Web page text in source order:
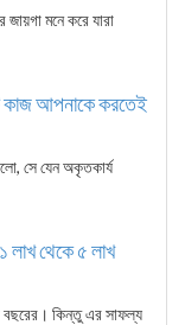
মনে করে যারা
কাজ আপনাকে করতেই
সে যেন অকৃতকার্য
লাখ থেকে ৫ লাখ
বছরের। কিন্তু এর সাফল্য